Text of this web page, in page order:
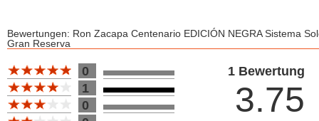
Bewertungen: Ron Zacapa Centenario EDICIÓN NEGRA Sistema
Gran Reserva
Bewertung 100
1
0
1 Bewertung
3.75